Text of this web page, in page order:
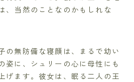
、当然のことなのかもしれな
の無防備な寝顔は、まるで幼い
姿に、シュリーの心に母性にも
げます。彼女は、眠る二人の王